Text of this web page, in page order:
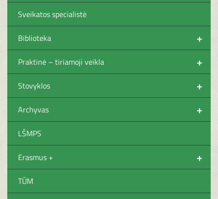
Sveikatos specialistė
+
Biblioteka
+
Praktinė – tiriamoji veikla
+
Stovyklos
+
Archyvas
LŠMPS
+
Erasmus +
TŪM